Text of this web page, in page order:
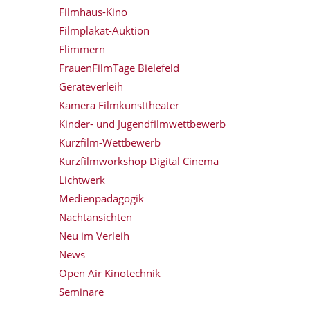
Filmhaus-Kino
Filmplakat-Auktion
Flimmern
FrauenFilmTage Bielefeld
Geräteverleih
Kamera Filmkunsttheater
Kinder- und Jugendfilmwettbewerb
Kurzfilm-Wettbewerb
Kurzfilmworkshop Digital Cinema
Lichtwerk
Medienpädagogik
Nachtansichten
Neu im Verleih
News
Open Air Kinotechnik
Seminare